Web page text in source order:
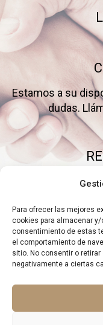
Para ofrecer las mejores
cookies para almacenar
consentimiento de estas
el comportamiento de
sitio. No consentir o
negativamente a ciertas
Estamos a su
dudas.
Elimine gastos